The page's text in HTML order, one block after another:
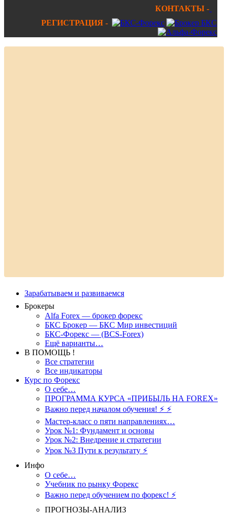
КОНТАКТЫ -
РЕГИСТРАЦИЯ -
Зарабатываем и развиваемся
Брокеры
Alfa Forex — брокер форекс
БКС Брокер — БКС Мир инвестиций
БКС-Форекс — (BCS-Forex)
Ещё варианты…
В ПОМОЩЬ !
Все стратегии
Все индикаторы
Курс по Форекс
О себе…
ПРОГРАММА КУРСА «ПРИБЫЛЬ НА FOREX»
Важно перед началом обучения! ⚡ ⚡
Мастер-класс о пяти направлениях…
Урок №1: Фундамент и основы
Урок №2: Внедрение и стратегии
Урок №3 Пути к результату ⚡️
Инфо
О себе…
Учебник по рынку Форекс
Важно перед обучением по форекс! ⚡
ПРОГНОЗЫ-АНАЛИЗ